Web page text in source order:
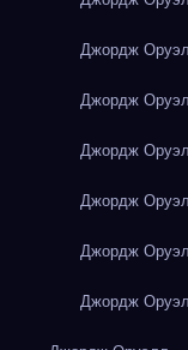
Джордж
Джордж
Джордж
Джордж
Джордж
Джордж